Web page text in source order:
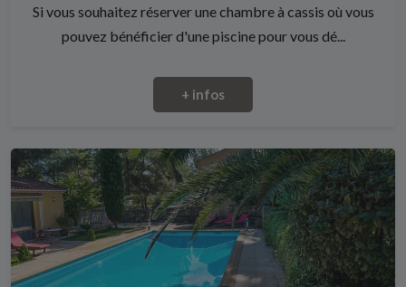
Si vous souhaitez réserver une chambre à cassis où vous
pouvez bénéficier d'une piscine pour vous dé...
+ infos